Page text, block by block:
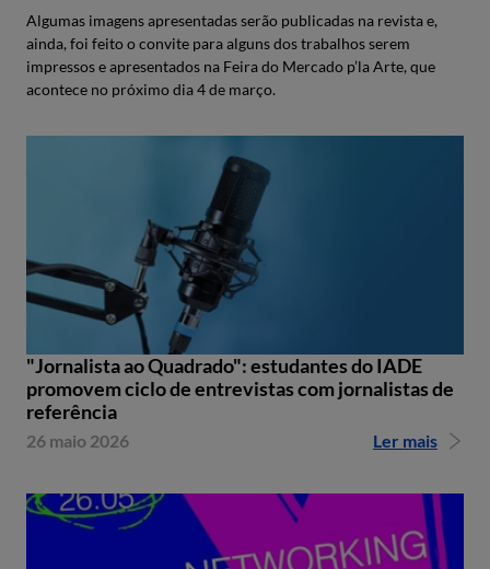
Algumas imagens apresentadas serão publicadas na revista e,
ainda, foi feito o convite para alguns dos trabalhos serem
impressos e apresentados na Feira do Mercado p’la Arte, que
acontece no próximo dia 4 de março.
"Jornalista ao Quadrado": estudantes do IADE
promovem ciclo de entrevistas com jornalistas de
referência
26 maio 2026 Ler mais